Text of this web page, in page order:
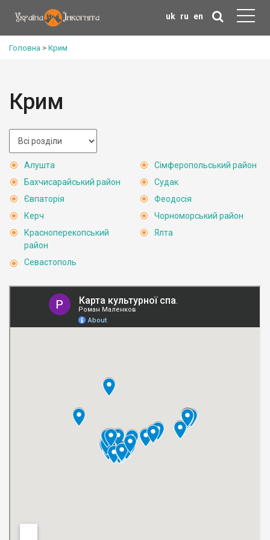
uk ru en
Головна > Крим
Крим
Алушта
Бахчисарайський район
Євпаторія
Керч
Красноперекопський
район
Севастополь
Сімферопольський район
Судак
Феодосія
Чорноморський район
Ялта